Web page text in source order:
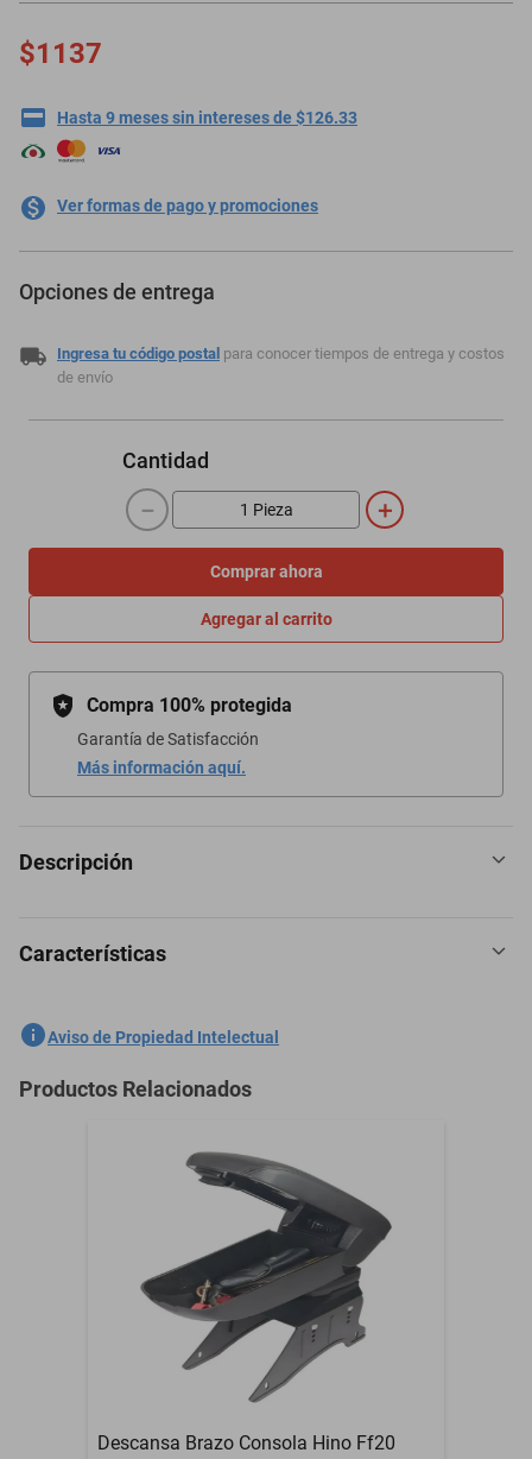
$1137
Hasta 9 meses sin intereses de $126.33
Ver formas de pago y promociones
Opciones de entrega
Ingresa tu código postal para conocer tiempos de entrega y costos
de envío
Cantidad
＋
－
Comprar ahora
Agregar al carrito
Compra 100% protegida
Garantía de Satisfacción
Más información aquí.
Descripción
5 Plazas Cubreasientos Tela Ford Maverick 2003-2025 Gris
Características
SKU
Marca
Contenido del Empaque
5 Plazas Cubreasientos
Tela
Garantía con Proveedor
3 Meses
Aviso de Propiedad Intelectual
Productos Relacionados
Descansa Brazo Consola Hino Ff20